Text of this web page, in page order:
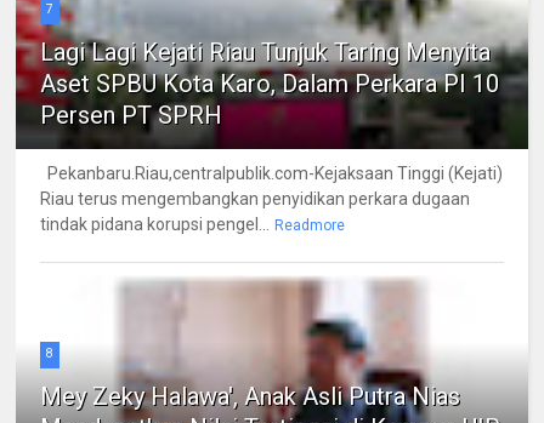
7
Lagi Lagi Kejati Riau Tunjuk Taring Menyita
Aset SPBU Kota Karo, Dalam Perkara PI 10
Persen PT SPRH
Pekanbaru.Riau,centralpublik.com-Kejaksaan Tinggi (Kejati)
Riau terus mengembangkan penyidikan perkara dugaan
tindak pidana korupsi pengel... Readmore
8
Mey Zeky Halawa', Anak Asli Putra Nias